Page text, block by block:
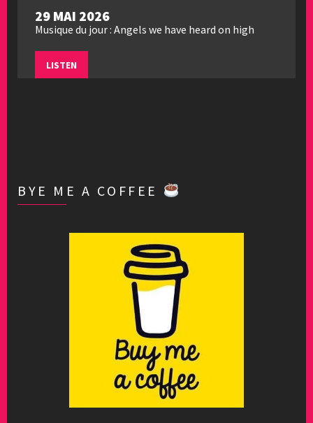
29 MAI 2026
Musique du jour : Angels we have heard on high
LISTEN
BYE ME A COFFEE